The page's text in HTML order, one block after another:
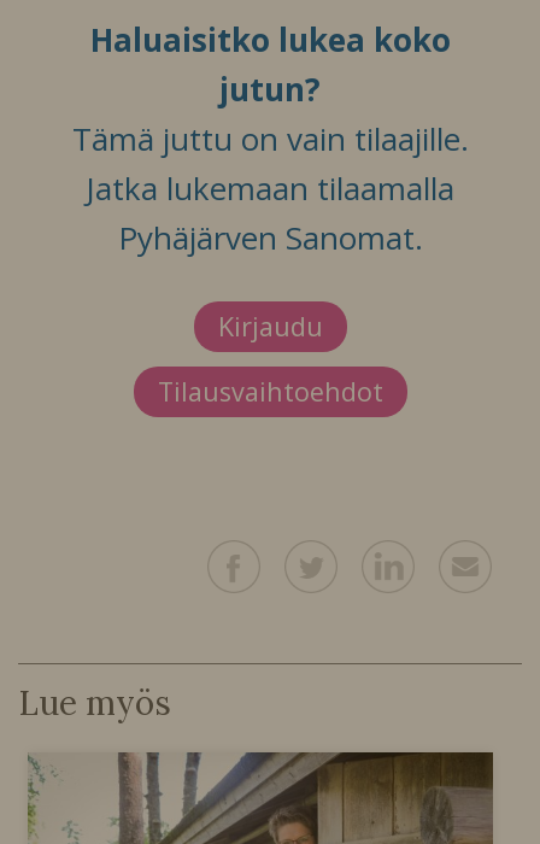
Haluaisitko lukea koko
jutun?
Tämä juttu on vain tilaajille.
Jatka lukemaan tilaamalla
Pyhäjärven Sanomat.
Kirjaudu
Tilausvaihtoehdot
Lue myös